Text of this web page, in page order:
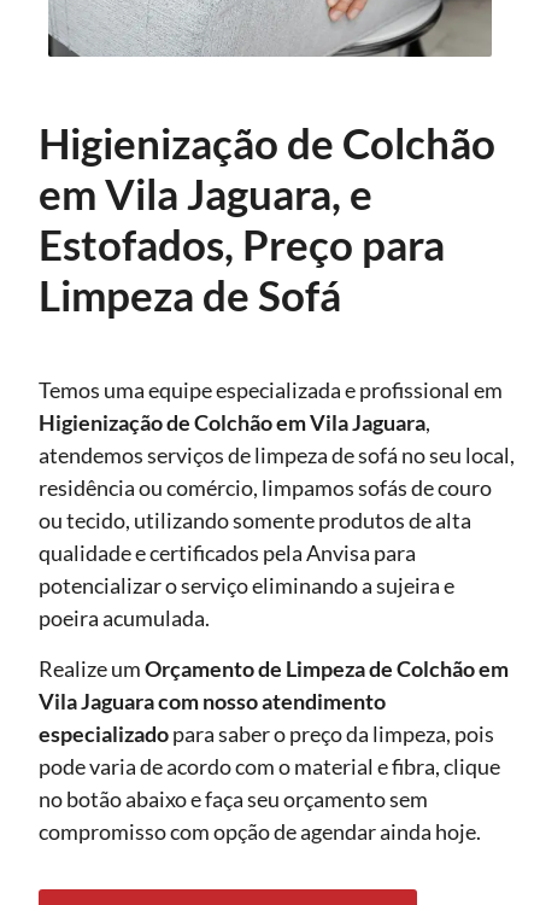
Higienização de Colchão
em Vila Jaguara, e
Estofados, Preço para
Limpeza de Sofá
Temos uma equipe especializada e profissional em
Higienizaçãode Colchão em Vila Jaguara,
atendemos serviços de limpeza de sofá no seu local,
residência ou comércio, limpamos sofás de couro
ou tecido, utilizando somente produtos de alta
qualidade e certificados pela Anvisa para
potencializar o serviço eliminando a sujeira e
poeira acumulada.
Realize umOrçamento de Limpeza de Colchão em
Vila Jaguara com nosso atendimento
especializadopara saber o preço da limpeza, pois
pode varia de acordo com o material e fibra, clique
no botão abaixo e faça seu orçamento sem
compromisso com opção de agendar ainda hoje.